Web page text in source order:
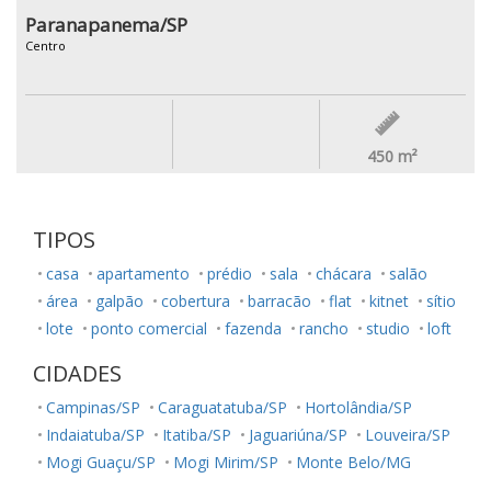
Paranapanema/SP
Centro
450 m²
TIPOS
casa apartamento prédio sala chácara
salão
área
galpão cobertura barracão flat kitnet
sítio
lote
ponto comercial fazenda rancho studio loft
CIDADES
Campinas/SP Caraguatatuba/SP
Hortolândia/SP
Indaiatuba/SP
Itatiba/SP Jaguariúna/SP
Louveira/SP
Mogi Guaçu/SP
Mogi Mirim/SP
Monte Belo/MG